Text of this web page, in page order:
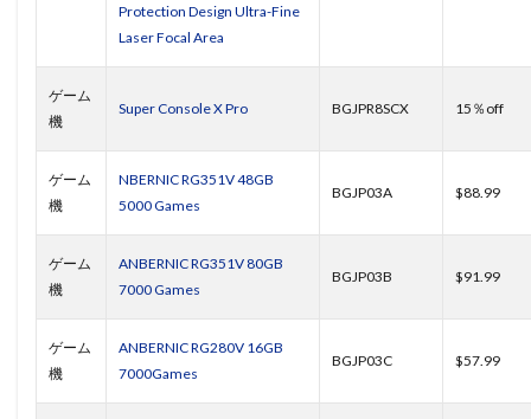
Protection Design Ultra-Fine
Laser Focal Area
ゲーム
機
Super Console X Pro BGJPR8SCX 15％off
ゲーム
機
NBERNIC RG351V 48GB
5000 Games
BGJP03A $88.99
ゲーム
機
ANBERNIC RG351V 80GB
7000 Games
BGJP03B $91.99
ゲーム
機
ANBERNIC RG280V 16GB
7000Games
BGJP03C $57.99